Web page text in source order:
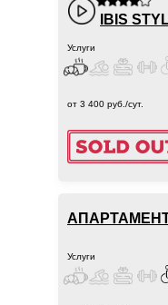
IBIS
Услуги
от 3 400 руб./сут.
Услуги